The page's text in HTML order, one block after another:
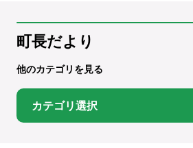
町長だより
他のカテゴリを見る
カテゴリ選択